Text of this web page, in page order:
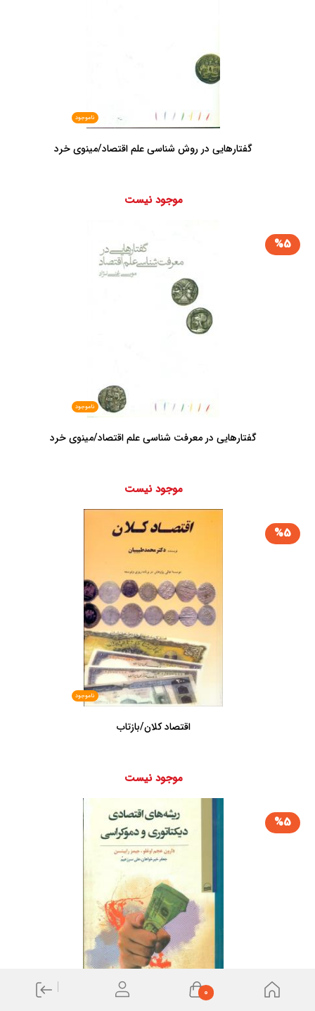
ناموجود
گفتارهایی در روش شناسی علم اقتصاد/مینوی خرد
موجود نیست
%5
ناموجود
گفتارهایی در معرفت شناسی علم اقتصاد/مینوی خرد
موجود نیست
%5
ناموجود
اقتصاد کلان/بازتاب
موجود نیست
%5
0